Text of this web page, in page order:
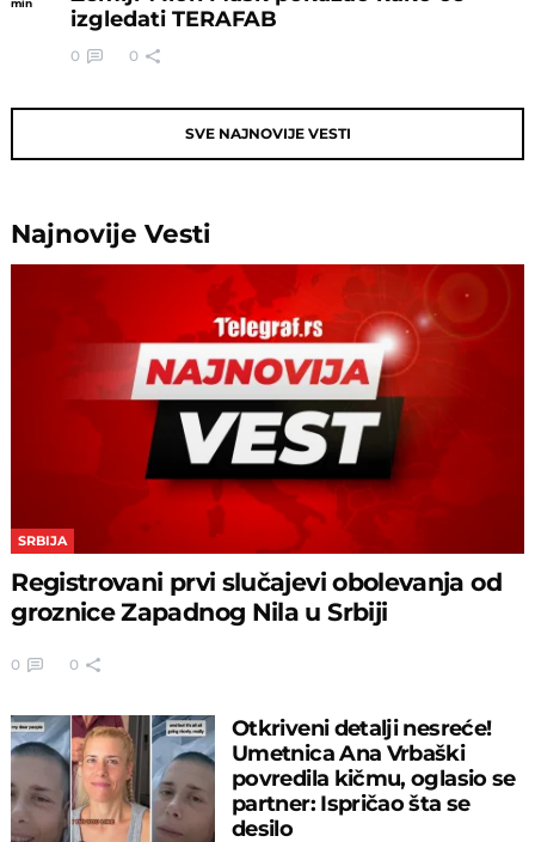
min
izgledati TERAFAB
0 0
SVE NAJNOVIJE VESTI
NajnovijeVesti
SRBIJA
Registrovani prvi slučajevi obolevanja od
groznice Zapadnog Nila u Srbiji
0 0
Otkriveni detalji nesreće!
Umetnica Ana Vrbaški
povredila kičmu, oglasio se
partner: Ispričao šta se
desilo